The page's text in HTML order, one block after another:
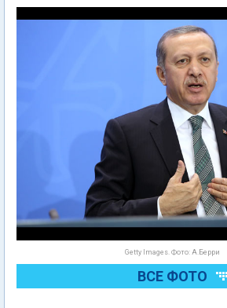
Getty Images. Фото: А.Берри
ВСЕ ФОТО